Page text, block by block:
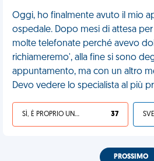
Oggi, ho finalmente avuto il mio
ospedale. Dopo mesi di attesa
molte telefonate perché avevo
richiameremo', alla fine si sono
appuntamento, ma con un altro
Devo vedere lo specialista al più
SÌ, È PROPRIO UNA VDM! 37
PROSSIMO